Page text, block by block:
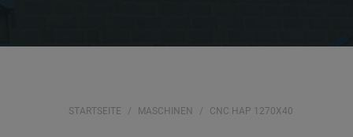
STARTSEITE MASCHINEN CNC HAP 1270X40